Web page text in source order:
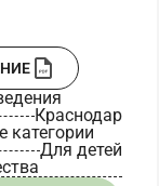
Краснодар
категории
Для детей